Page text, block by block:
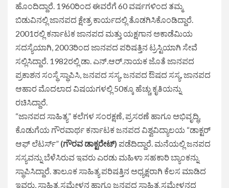
ಹೊಂದಿದ್ದಾರೆ. 1960ರಿಂದ ಈವರೆಗೆ 60 ವರ್ಷಗಳಿಂದ ತಮ್ಮ
ಬಿಡುವಿನಲ್ಲಿ ಜಾನಪದ ಕ್ಷೇತ್ರ ಕಾರ್ಯದಲ್ಲಿ ತೊಡಗಿಸಿಕೊಂಡಿದ್ದಾರೆ.
2001ರಲ್ಲಿ ಕರ್ನಾಟಕ ಜಾನಪದ ಮತ್ತು ಯಕ್ಷಗಾನ ಅಕಾಡೆಮಿಯ
ಸದಸ್ಯೆಯಾಗಿ, 2003ರಿಂದ ಜಾನಪದ ಪರಿಷತ್ತಿನ ಟ್ರಸ್ಟಿಯಾಗಿ ಸೇವೆ
ಸಲ್ಲಿಸಿದ್ದಾರೆ. 1982ರಲ್ಲಿ ಡಾ. ಎನ್.ಆರ್.ನಾಯಕ ಜೊತೆ ಜಾನಪದ
ಪ್ರಕಾಶನ ಸಂಸ್ಥೆ ಸ್ಥಾಪಿಸಿ, ಜನಪದ ಸಸ್ಯ, ಜನಪದ ಔಷದ ಸಸ್ಯ, ಜಾನಪದ
ಆಹಾರ ಮೊದಲಾದ ವಿಷಯಗಳಲ್ಲಿ 50ಕ್ಕೂ ಹೆಚ್ಚು ಕೃತಿಯನ್ನು
ರಚಿಸಿದ್ದಾರೆ.
“ಜಾನಪದ ಸಾಹಿತ್ಯ” ಕಲೆಗಳ ಸಂರಕ್ಷಣೆ, ಪ್ರಸರಣೆ ಹಾಗೂ ಅಭಿವೃದ್ಧಿ,
ಕೊಡುಗೆಯ ಗೌರವಾರ್ಥ ಕರ್ನಾಟಕ ಜನಪದ ವಿಶ್ವವಿದ್ಯಾಲಯ “ಡಾಕ್ಟರ್
ಆಫ್ ಲೆಟರ್ಸ್” (ಗೌರವ ಡಾಕ್ಟರೇಟ್) ಪಡೆದಿದ್ದಾರೆ. ಮನೆಯಲ್ಲಿ ಜನಪದ
ಸಸ್ಯವನ್ನು ಬೆಳೆಸಿರುವ ಇವರು ಎರಡು ಮಹಿಳಾ ಸಹಕಾರಿ ಬ್ಯಾಂಕನ್ನು
ಸ್ಥಾಪಿಸಿದ್ದಾರೆ. ತಾಲೂಕ ಸಾಹಿತ್ಯ ಪರಿಷತ್ತಿನ ಅಧ್ಯಕ್ಷರಾಗಿ ಕೆಲಸ ಮಾಡಿದ
ಇವರು, ಸಾಹಿತ್ಯ ಸಮ್ಮೇಳನ ಹಾಗೂ ಜನಪದ ಸಾಹಿತ್ಯ ಸಮ್ಮೇಳನದ